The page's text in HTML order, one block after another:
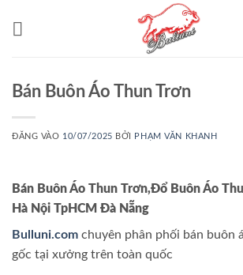
Bán Buôn Áo Thun Trơn
ĐĂNG VÀO 10/07/2025 BỞI PHẠM VĂN KHANH
Bán Buôn Áo Thun Trơn,Đổ Buôn Áo
Hà Nội TpHCM Đà Nẵng
Bulluni.com chuyên phân phối bán buôn
gốc tại xưởng trên toàn quốc